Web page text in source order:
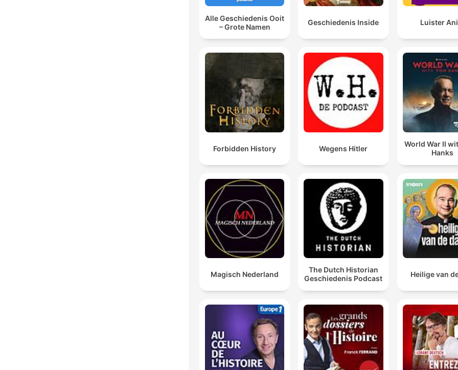
Alle Geschiedenis Ooit
– Grote Namen
Geschiedenis Inside Luister
Forbidden History Wegens Hitler
World War II
Hanks
Magisch Nederland
The Dutch Historian
Geschiedenis Podcast
Heilige van